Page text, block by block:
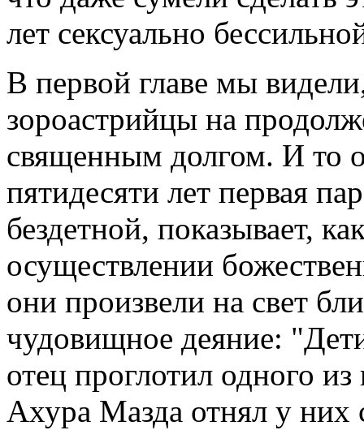
лет сексуально
В первой главе мы
зороастрийцы на
священным долгом. И то
пятидесяти лет первая
бездетной, показывает,
осуществлении
они произвели на свет
чудовищное деяние:
отец проглотил одного
Ахура Мазда отнял у них